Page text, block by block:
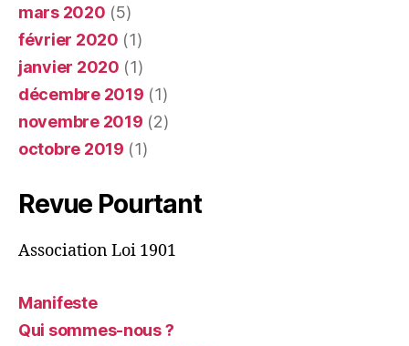
mars 2020 (5)
février 2020 (1)
janvier 2020 (1)
décembre 2019 (1)
novembre 2019 (2)
octobre 2019 (1)
Revue Pourtant
Association Loi 1901
Manifeste
Qui sommes-nous ?